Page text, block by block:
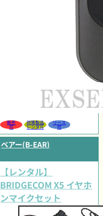
販売
可
同等製品
レンタル
リース
可
ベアー(B-EAR)
【レンタル】
BRIDGECOM X5 イヤホ
ンマイクセット